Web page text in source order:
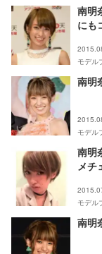
南明
にも
モデル
南明
モデル
南明
メチ
モデル
南明